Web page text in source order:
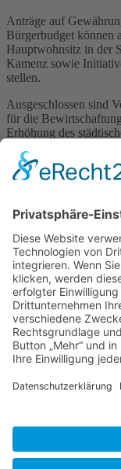
Anträge auf
Bürgerbudget können
Hauptwohnsitz in der
Kamenz sowie
stellen.
Ausgeschlossen sind
für die
Erhöhung des
(in der
Initiativen oder
Die Vorschläge
überschreiten.
Für Rückfragen
Telefonnummer
Richtlinie
Zurück
»facebook.com/
»facebook.com/
»instagramm.com/
»Kontakt